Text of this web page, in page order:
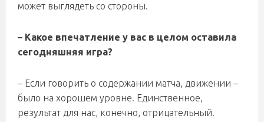
может выглядеть со стороны.
– Какое впечатление у вас в целом оставила
сегодняшняя игра?
– Если говорить о содержании матча, движении –
было на хорошем уровне. Единственное,
результат для нас, конечно, отрицательный.